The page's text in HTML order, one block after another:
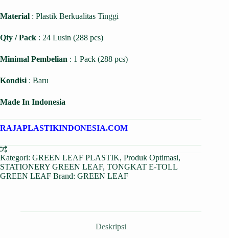
Material : Plastik Berkualitas Tinggi
Qty / Pack : 24 Lusin (288 pcs)
Minimal Pembelian : 1 Pack (288 pcs)
Kondisi : Baru
Made In Indonesia
RAJAPLASTIKINDONESIA.COM
Kategori: GREEN LEAF PLASTIK, Produk Optimasi,
STATIONERY GREEN LEAF, TONGKAT E-TOLL
GREEN LEAF Brand: GREEN LEAF
Deskripsi